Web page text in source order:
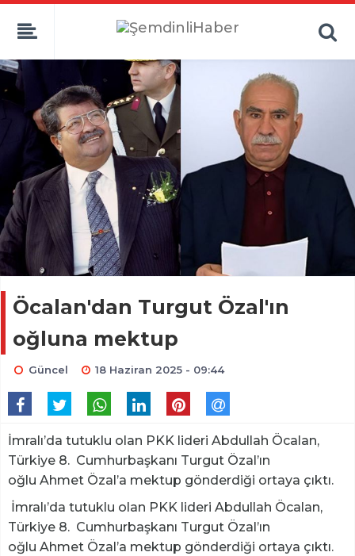
Öcalan'dan Turgut Özal'ın
oğluna mektup
Güncel 18 Haziran 2025 - 09:44
İmralı’da tutuklu olan PKK lideri Abdullah Öcalan,
Türkiye 8. Cumhurbaşkanı Turgut Özal’ın
oğlu Ahmet Özal’a mektup gönderdiği ortaya çıktı.
İmralı’da tutuklu olan PKK lideri Abdullah Öcalan,
Türkiye 8. Cumhurbaşkanı Turgut Özal’ın
oğlu Ahmet Özal’a mektup gönderdiği ortaya çıktı.